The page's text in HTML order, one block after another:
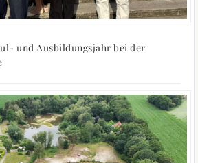
und Ausbildungsjahr bei der